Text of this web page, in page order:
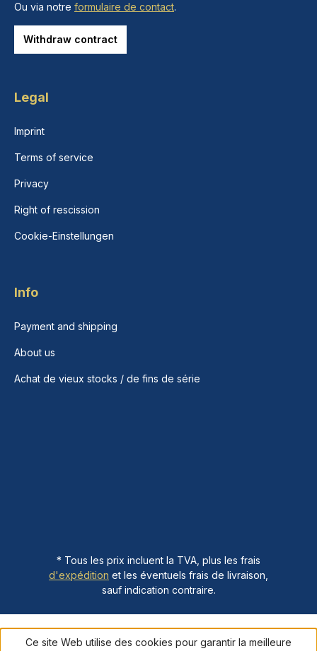
Ou via notre formulaire de contact.
Withdraw contract
Legal
Imprint
Terms of service
Privacy
Right of rescission
Cookie-Einstellungen
Info
Payment and shipping
About us
Achat de vieux stocks / de fins de série
* Tous les prix incluent la TVA, plus les frais
d'expédition et les éventuels frais de livraison,
sauf indication contraire.
Ce site Web utilise des cookies pour garantir la meilleure